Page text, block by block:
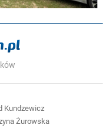
Kundzewicz
Żurowska